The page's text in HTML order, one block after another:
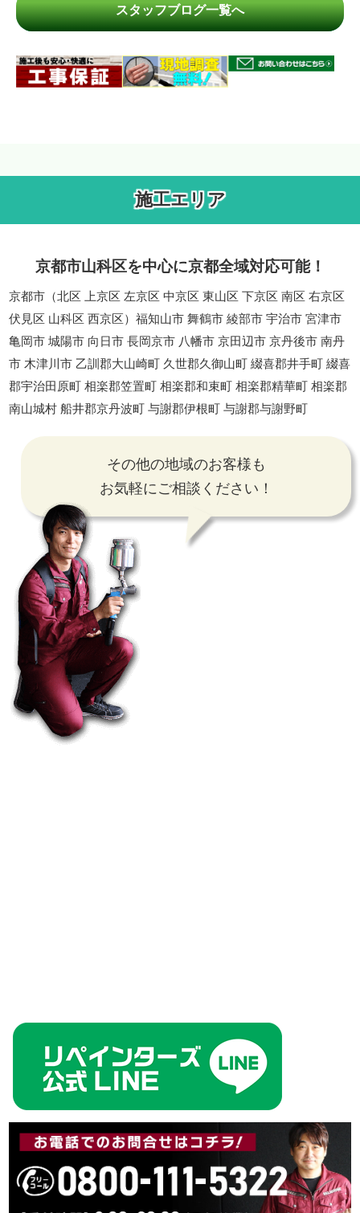
スタッフブログ一覧へ
施工エリア
京都市山科区を中心に京都全域対応可能！
京都市（北区 上京区 左京区 中京区 東山区 下京区 南区 右京区
伏見区 山科区 西京区）福知山市 舞鶴市 綾部市 宇治市 宮津市
亀岡市 城陽市 向日市 長岡京市 八幡市 京田辺市 京丹後市 南丹
市 木津川市 乙訓郡大山崎町 久世郡久御山町 綴喜郡井手町 綴喜
郡宇治田原町 相楽郡笠置町 相楽郡和束町 相楽郡精華町 相楽郡
南山城村 船井郡京丹波町 与謝郡伊根町 与謝郡与謝野町
その他の地域のお客様も
お気軽にご相談ください！